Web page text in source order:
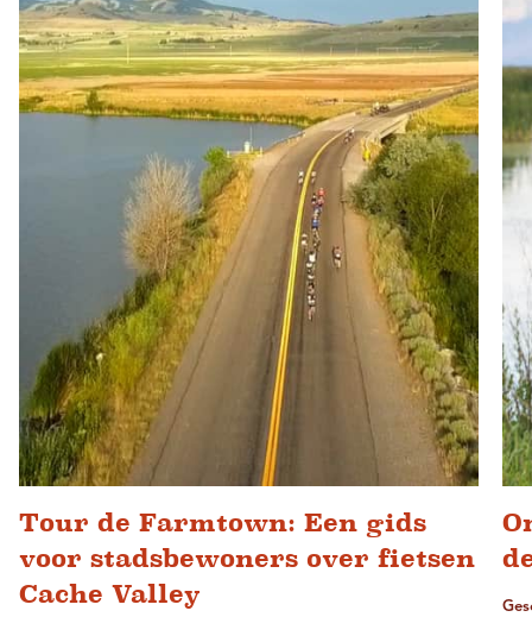
Tour de Farmtown: Een gids
voor stadsbewoners over fietsen
Cache Valley